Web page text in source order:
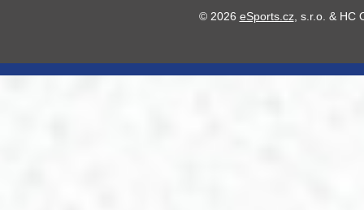
© 2026 eSports.cz, s.r.o. & HC